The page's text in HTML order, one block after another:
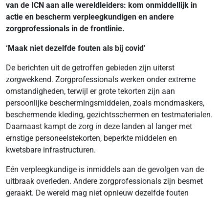
van de ICN aan alle wereldleiders: kom onmiddellijk in
actie en bescherm verpleegkundigen en andere
zorgprofessionals in de frontlinie.
‘Maak niet dezelfde fouten als bij covid’
De berichten uit de getroffen gebieden zijn uiterst
zorgwekkend. Zorgprofessionals werken onder extreme
omstandigheden, terwijl er grote tekorten zijn aan
persoonlijke beschermingsmiddelen, zoals mondmaskers,
beschermende kleding, gezichtsschermen en testmaterialen.
Daarnaast kampt de zorg in deze landen al langer met
ernstige personeelstekorten, beperkte middelen en
kwetsbare infrastructuren.
Eén verpleegkundige is inmiddels aan de gevolgen van de
uitbraak overleden. Andere zorgprofessionals zijn besmet
geraakt. De wereld mag niet opnieuw dezelfde fouten